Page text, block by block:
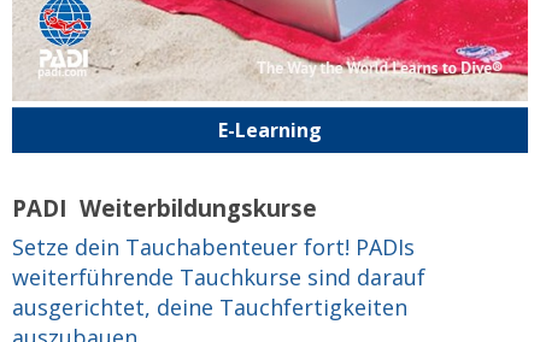
E-Learning
PADI Weiterbildungskurse
Setze dein Tauchabenteuer fort! PADIs
weiterführende Tauchkurse sind darauf
ausgerichtet, deine Tauchfertigkeiten